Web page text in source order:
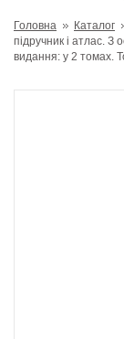
Головна Каталог
підручник і атлас. З
видання: у 2 томах.